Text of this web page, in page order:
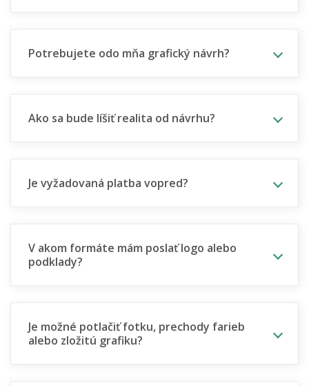
Potrebujete odo mňa grafický návrh?
Ako sa bude líšiť realita od návrhu?
Je vyžadovaná platba vopred?
V akom formáte mám poslať logo alebo
podklady?
Je možné potlačiť fotku, prechody farieb
alebo zložitú grafiku?